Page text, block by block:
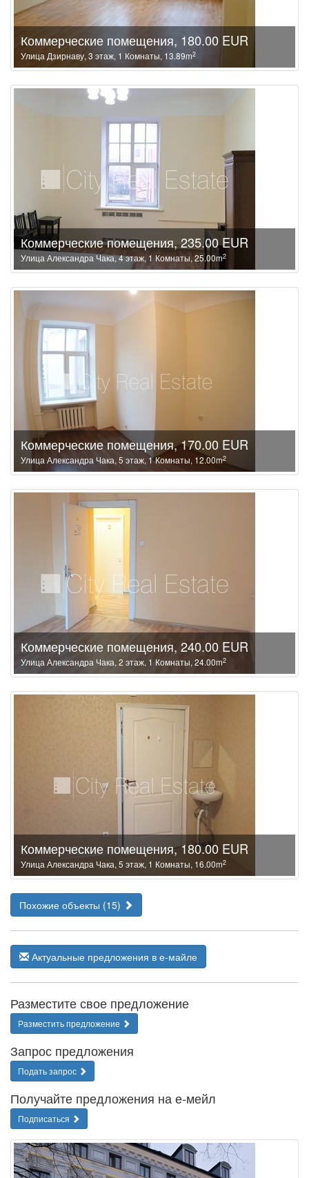
Коммерческие помещения, 180.00 EUR
Улица Дзирнаву, 3 этаж, 1 Комнаты, 13.89m2
Коммерческие помещения, 235.00 EUR
Улица Александра Чака, 4 этаж, 1 Комнаты, 25.00m2
Коммерческие помещения, 170.00 EUR
Улица Александра Чака, 5 этаж, 1 Комнаты, 12.00m2
Коммерческие помещения, 240.00 EUR
Улица Александра Чака, 2 этаж, 1 Комнаты, 24.00m2
Коммерческие помещения, 180.00 EUR
Улица Александра Чака, 5 этаж, 1 Комнаты, 16.00m2
Похожие объекты (15)
Актуальные предложения в е-майле
Разместите свое предложение
Разместить предложение
Запрос предложения
Подать запрос
Получайте предложения на е-мейл
Подписаться